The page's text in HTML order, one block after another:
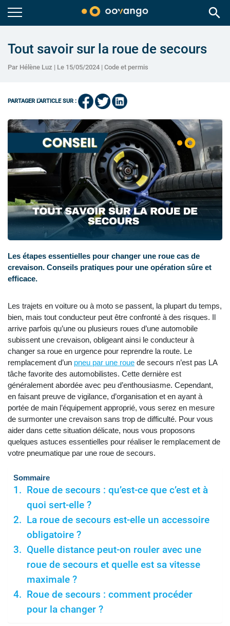
search
Tout savoir sur la roue de secours
Par Hélène Luz | Le 15/05/2024 | Code et permis
PARTAGER L'ARTICLE SUR :
Les étapes essentielles pour changer une roue cas de
crevaison. Conseils pratiques pour une opération sûre et
efficace.
Les trajets en voiture ou à moto se passent, la plupart du temps,
bien, mais tout conducteur peut être confronté à des risques. Il
arrive parfois qu’une ou plusieurs roues d’une automobile
subissent une crevaison, obligeant ainsi le conducteur à
changer sa roue en urgence pour reprendre la route. Le
remplacement d’un pneu par une roue de secours n’est pas LA
tâche favorite des automobilistes. Cette dernière est
généralement abordée avec peu d’enthousiasme. Cependant,
en faisant preuve de vigilance, d’organisation et en ayant à
portée de main l’équipement approprié, vous serez en mesure
de surmonter une crevaison sans trop de difficulté. Pour vous
aider dans cette situation délicate, nous vous proposons
quelques astuces essentielles pour réaliser le remplacement de
votre pneumatique par une roue de secours.
Sommaire
Roue de secours : qu’est-ce que c’est et à
quoi sert-elle ?
La roue de secours est-elle un accessoire
obligatoire ?
Quelle distance peut-on rouler avec une
roue de secours et quelle est sa vitesse
maximale ?
Roue de secours : comment procéder
pour la changer ?